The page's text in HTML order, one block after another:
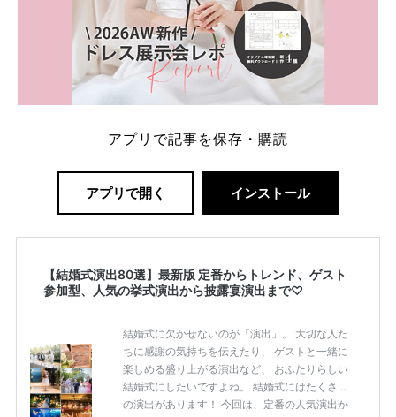
アプリで記事を保存・購読
アプリで開く インストール
【結婚式演出80選】最新版 定番からトレンド、ゲスト
参加型、人気の挙式演出から披露宴演出まで♡
結婚式に欠かせないのが「演出」。 大切な人た
ちに感謝の気持ちを伝えたり、 ゲストと一緒に
楽しめる盛り上がる演出など、 おふたりらしい
結婚式にしたいですよね。 結婚式にはたくさん
の演出があります！ 今回は、定番の人気演出か